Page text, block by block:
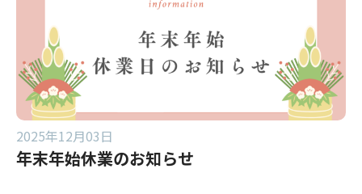
2025年12月03日
年末年始休業のお知らせ